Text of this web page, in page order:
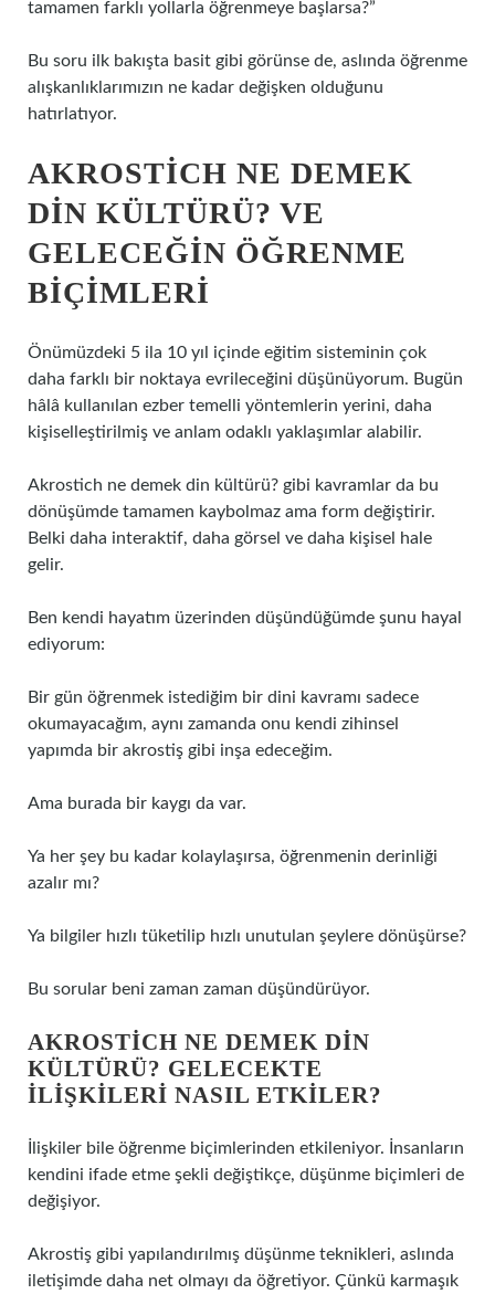
tamamen farklı yollarla öğrenmeye başlarsa?”
Bu soru ilk bakışta basit gibi görünse de, aslında öğrenme
alışkanlıklarımızın ne kadar değişken olduğunu
hatırlatıyor.
AKROSTICH NE DEMEK
DIN KÜLTÜRÜ? VE
GELECEĞIN ÖĞRENME
BIÇIMLERI
Önümüzdeki 5 ila 10 yıl içinde eğitim sisteminin çok
daha farklı bir noktaya evrileceğini düşünüyorum. Bugün
hâlâ kullanılan ezber temelli yöntemlerin yerini, daha
kişiselleştirilmiş ve anlam odaklı yaklaşımlar alabilir.
Akrostich ne demek din kültürü? gibi kavramlar da bu
dönüşümde tamamen kaybolmaz ama form değiştirir.
Belki daha interaktif, daha görsel ve daha kişisel hale
gelir.
Ben kendi hayatım üzerinden düşündüğümde şunu hayal
ediyorum:
Bir gün öğrenmek istediğim bir dini kavramı sadece
okumayacağım, aynı zamanda onu kendi zihinsel
yapımda bir akrostiş gibi inşa edeceğim.
Ama burada bir kaygı da var.
Ya her şey bu kadar kolaylaşırsa, öğrenmenin derinliği
azalır mı?
Ya bilgiler hızlı tüketilip hızlı unutulan şeylere dönüşürse?
Bu sorular beni zaman zaman düşündürüyor.
AKROSTICH NE DEMEK DIN
KÜLTÜRÜ? GELECEKTE
ILIŞKILERI NASIL ETKILER?
İlişkiler bile öğrenme biçimlerinden etkileniyor. İnsanların
kendini ifade etme şekli değiştikçe, düşünme biçimleri de
değişiyor.
Akrostiş gibi yapılandırılmış düşünme teknikleri, aslında
iletişimde daha net olmayı da öğretiyor. Çünkü karmaşık